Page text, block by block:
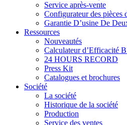
Service après-vente
Configurateur des pièces
Garantie D’usine De
Ressources
Nouveautés
Calculateur d’Efficacité
24 HOURS RECORD
Press Kit
Catalogues et brochures
Société
La société
Historique de la société
Production
Service des ventes